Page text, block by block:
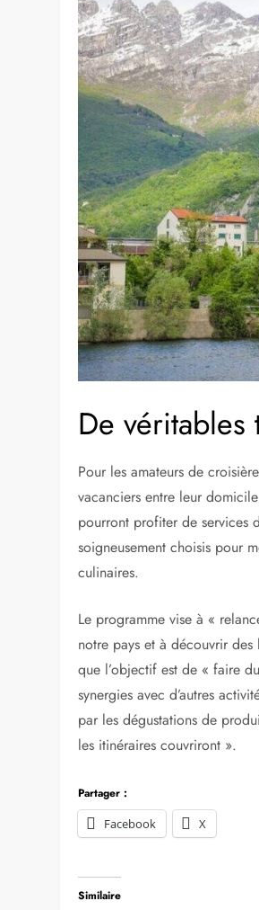
De
Pour les amateurs de
vacanciers entre leur
pourront profiter de services
soigneusement choisis pour
culinaires.
Le programme vise à «
notre pays et à découvrir
que l’objectif est de « faire
synergies avec d’autres
par les dégustations de
les itinéraires couvriront ».
Partager :
Facebook
X
Similaire